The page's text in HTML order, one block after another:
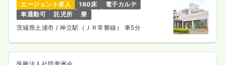
エージェント求人 160床
電子カルテ
車通勤可
託児所
寮
茨城県土浦市 / 神立駅（ＪＲ常磐線） 車5分